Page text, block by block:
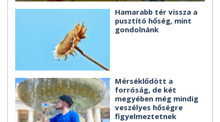
Hamarabb tér vissza a
pusztító hőség, mint
gondolnánk
Mérséklődött a
forróság, de két
megyében még mindig
veszélyes hőségre
figyelmeztetnek